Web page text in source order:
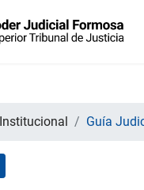
Institucional Guía